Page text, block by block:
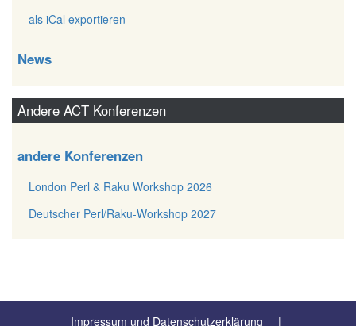
als iCal exportieren
News
Andere ACT Konferenzen
andere Konferenzen
London Perl & Raku Workshop 2026
Deutscher Perl/Raku-Workshop 2027
Impressum und Datenschutzerklärung